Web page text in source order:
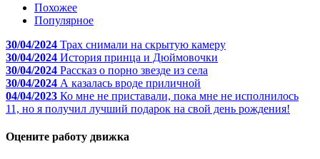
Похожее
Популярное
30/04/2024 Трах снимали на скрытую камеру
30/04/2024 История принца и Дюймовочки
30/04/2024 Рассказ о порно звезде из села
30/04/2024 А казалась вроде приличной
04/04/2023 Ко мне не приставали, пока мне не исполнилось
11, но я получил лучший подарок на свой день рождения!
Оцените работу движка